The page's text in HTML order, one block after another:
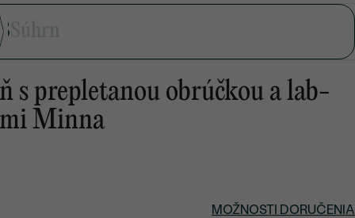
3
s prepletanou obrúčkou a lab-
Minna
MOŽNOSTI DORUČENIA